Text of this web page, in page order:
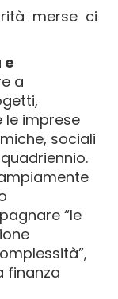
merse ci
e
a
le imprese
sociali
“le
finanza